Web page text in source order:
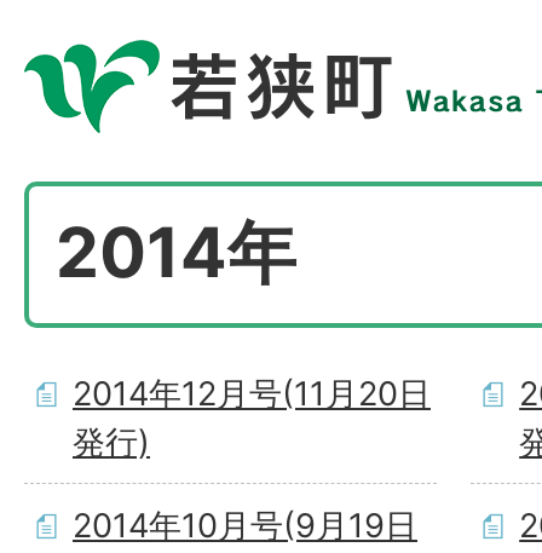
2014年
2014年12月号(11月20日
発行)
2014年10月号(9月19日